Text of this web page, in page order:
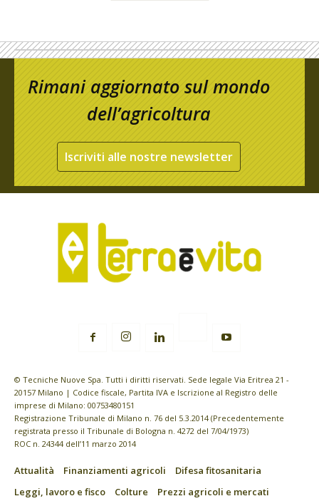
Rimani aggiornato sul mondo
dell’agricoltura
Iscriviti alle nostre newsletter
© Tecniche Nuove Spa. Tutti i diritti riservati. Sede legale Via Eritrea 21 -
20157 Milano | Codice fiscale, Partita IVA e Iscrizione al Registro delle
imprese di Milano: 00753480151
Registrazione Tribunale di Milano n. 76 del 5.3.2014 (Precedentemente
registrata presso il Tribunale di Bologna n. 4272 del 7/04/1973)
ROC n. 24344 dell’11 marzo 2014
Attualità Finanziamenti agricoli
Difesa fitosanitaria
Leggi, lavoro e fisco
Colture
Prezzi agricoli e mercati